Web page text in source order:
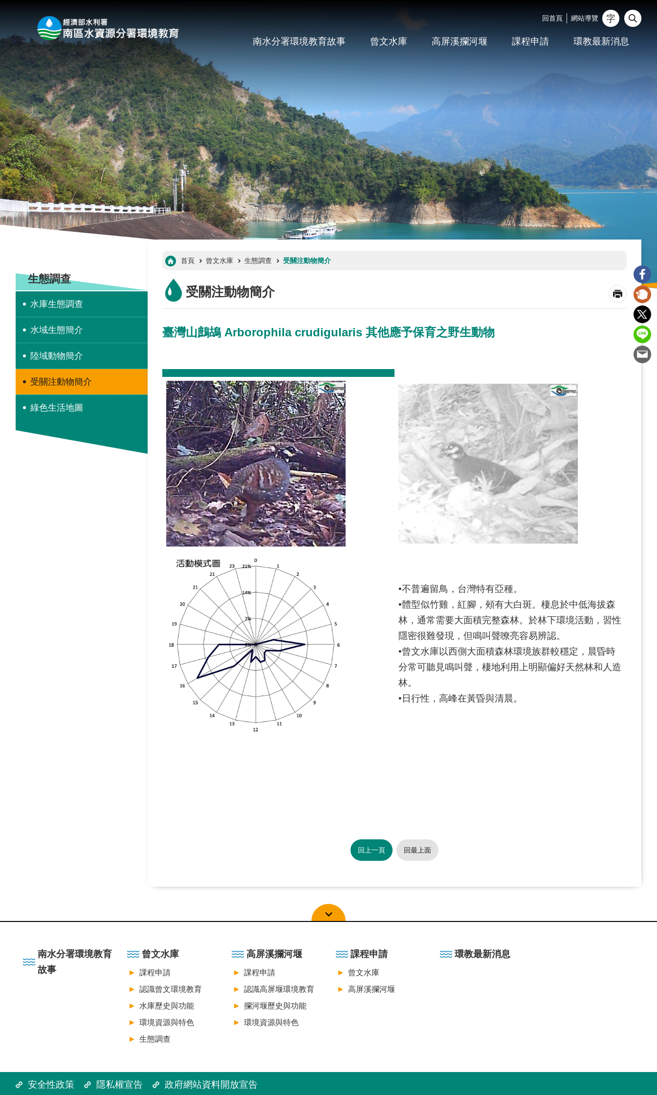
_
回首頁 網站導覽
南水分署環境教育故事 曾文水庫 高屏溪攔河堰 課程申請 環教最新消息
::: 生態調查
水庫生態調查
水域生態簡介
陸域動物簡介
受關注動物簡介
綠色生活地圖
:::
首頁 曾文水庫 生態調查 受關注動物簡介
受關注動物簡介
臺灣山鷓鴣 Arborophila crudigularis 其他應予保育之野生動物
•不普遍留鳥，台灣特有亞種。
•體型似竹雞，紅腳，頰有大白斑。棲息於中低海拔森
林，通常需要大面積完整森林。於林下環境活動，習性
隱密很難發現，但鳴叫聲嘹亮容易辨認。
•曾文水庫以西側大面積森林環境族群較穩定，晨昏時
分常可聽見鳴叫聲，棲地利用上明顯偏好天然林和人造
林。
•日行性，高峰在黃昏與清晨。
回上一頁 回最上面
南水分署環境教育
故事
曾文水庫
課程申請
認識曾文環境教育
水庫歷史與功能
環境資源與特色
生態調查
高屏溪攔河堰
課程申請
認識高屏堰環境教育
攔河堰歷史與功能
環境資源與特色
課程申請
曾文水庫
高屏溪攔河堰
環教最新消息
安全性政策 隱私權宣告 政府網站資料開放宣告